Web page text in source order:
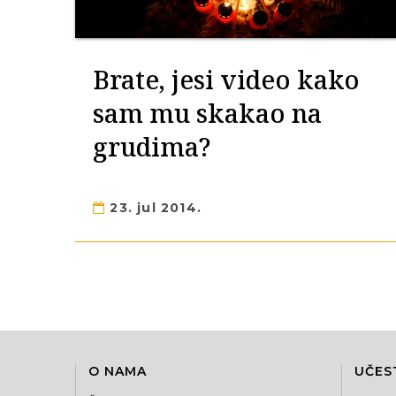
Brate, jesi video kako
sam mu skakao na
grudima?
23. jul 2014.
O NAMA